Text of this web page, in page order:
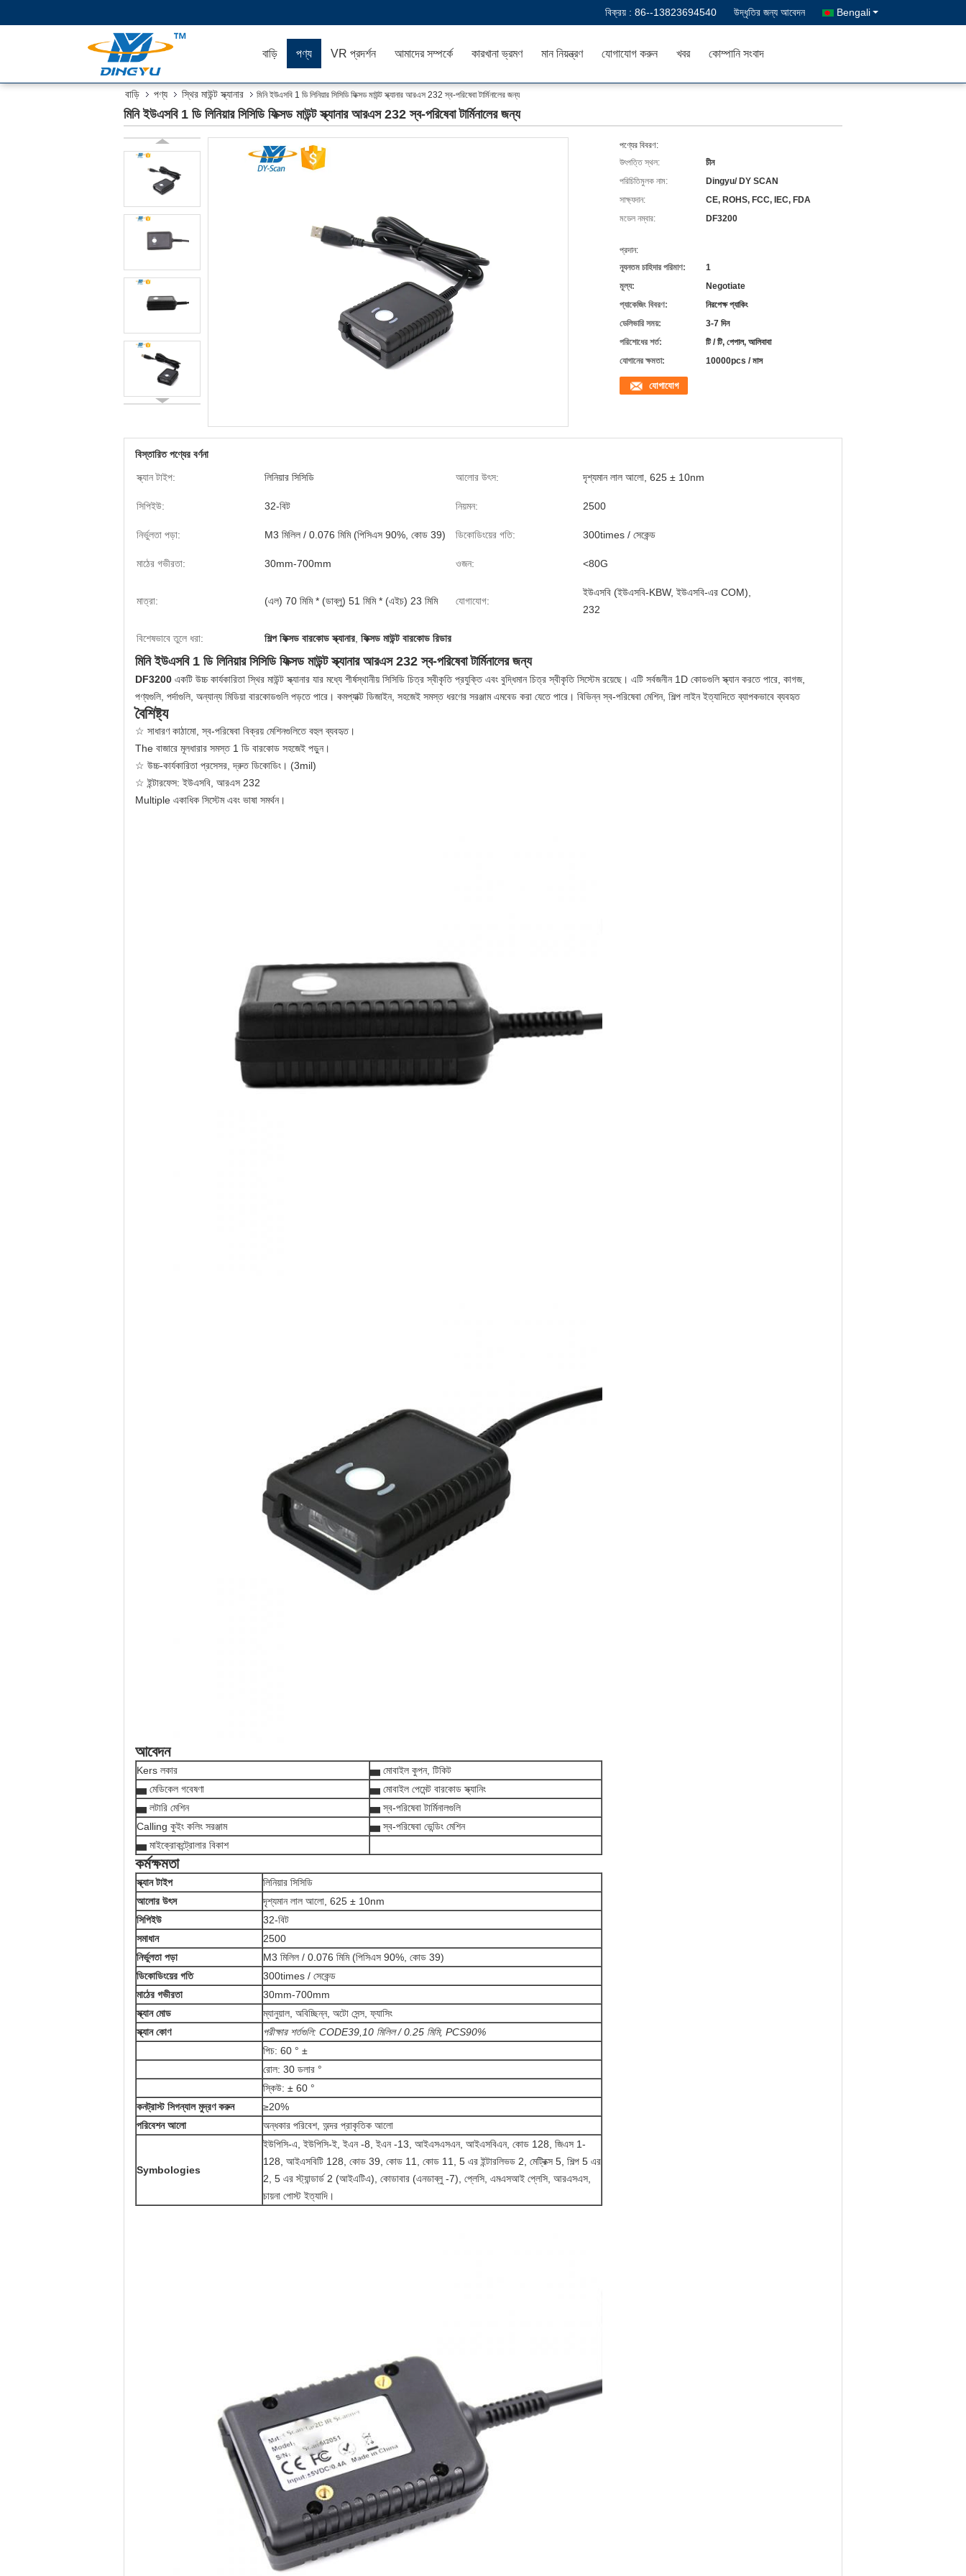
বিক্রয় : 86--13823694540 উদ্ধৃতির জন্য আবেদন Bengali
বাড়ি পণ্য VR প্রদর্শন আমাদের সম্পর্কে কারখানা ভ্রমণ মান নিয়ন্ত্রণ যোগাযোগ করুন খবর কোম্পানি সংবাদ
বাড়ি পণ্য স্থির মাউন্ট স্ক্যানার মিনি ইউএসবি 1 ডি লিনিয়ার সিসিডি ফিক্সড মাউন্ট স্ক্যানার আরএস 232 স্ব-পরিষেবা টার্মিনালের জন্য
মিনি ইউএসবি 1 ডি লিনিয়ার সিসিডি ফিক্সড মাউন্ট স্ক্যানার আরএস 232 স্ব-পরিষেবা টার্মিনালের জন্য
পণ্যের বিবরণ:
উৎপত্তি স্থল:
চীন
পরিচিতিমুলক নাম:
Dingyu/ DY SCAN
সাক্ষ্যদান:
CE, ROHS, FCC, IEC, FDA
মডেল নম্বার:
DF3200
প্রদান:
ন্যূনতম চাহিদার পরিমাণ:
1
মূল্য:
Negotiate
প্যাকেজিং বিবরণ:
নিরপেক্ষ প্যাকিং
ডেলিভারি সময়:
3-7 দিন
পরিশোধের শর্ত:
টি / টি, পেপাল, আলিবাবা
যোগানের ক্ষমতা:
10000pcs / মাস
যোগাযোগ
বিস্তারিত পণ্যের বর্ণনা
স্ক্যান টাইপ:
লিনিয়ার সিসিডি আলোর উৎস: দৃশ্যমান লাল আলো, 625 ± 10nm
সিপিইউ: 32-বিট নিয়মন: 2500
নির্ভুলতা পড়া: M3 মিলিল / 0.076 মিমি (পিসিএস 90%, কোড 39) ডিকোডিংয়ের গতি: 300times / সেকেন্ড
মাঠের গভীরতা: 30mm-700mm ওজন: <80G
মাত্রা: (এল) 70 মিমি * (ডাব্লু) 51 মিমি * (এইচ) 23 মিমি যোগাযোগ:
ইউএসবি (ইউএসবি-KBW, ইউএসবি-এর COM),
232
বিশেষভাবে তুলে ধরা: শিল্প ফিক্সড বারকোড স্ক্যানার ফিক্সড মাউন্ট বারকোড রিডার
মিনি ইউএসবি 1 ডি লিনিয়ার সিসিডি ফিক্সড মাউন্ট স্ক্যানার আরএস 232 স্ব-পরিষেবা টার্মিনালের জন্য
DF3200 একটি উচ্চ কার্যকারিতা স্থির মাউন্ট স্ক্যানার যার মধ্যে শীর্ষস্থানীয় সিসিডি চিত্র স্বীকৃতি প্রযুক্তি এবং বুদ্ধিমান চিত্র স্বীকৃতি সিস্টেম রয়েছে। এটি সর্বজনীন 1D কোডগুলি স্ক্যান করতে পারে, কাগজ,
পণ্যগুলি, পর্দাগুলি, অন্যান্য মিডিয়া বারকোডগুলি পড়তে পারে। কমপ্যাক্ট ডিজাইন, সহজেই সমস্ত ধরণের সরঞ্জাম এমবেড করা যেতে পারে। বিভিন্ন স্ব-পরিষেবা মেশিন, শিল্প লাইন ইত্যাদিতে ব্যাপকভাবে ব্যবহৃত
বৈশিষ্ট্য
☆ সাধারণ কাঠামো, স্ব-পরিষেবা বিক্রয় মেশিনগুলিতে বহুল ব্যবহৃত।
The বাজারে মূলধারার সমস্ত 1 ডি বারকোড সহজেই পড়ুন।
☆ উচ্চ-কার্যকারিতা প্রসেসর, দ্রুত ডিকোডিং। (3mil)
☆ ইন্টারফেস: ইউএসবি, আরএস 232
Multiple একাধিক সিস্টেম এবং ভাষা সমর্থন।
আবেদন
Kers লকার
▅ মোবাইল কুপন, টিকিট
▅ মেডিকেল গবেষণা
▅ মোবাইল পেমেন্ট বারকোড স্ক্যানিং
▅ লটারি মেশিন
▅ স্ব-পরিষেবা টার্মিনালগুলি
Calling কুইং কলিং সরঞ্জাম
▅ স্ব-পরিষেবা ভেন্ডিং মেশিন
▅ মাইক্রোকন্ট্রোলার বিকাশ
কর্মক্ষমতা
স্ক্যান টাইপ
লিনিয়ার সিসিডি
আলোর উৎস
দৃশ্যমান লাল আলো, 625 ± 10nm
সিপিইউ
32-বিট
সমাধান
2500
নির্ভুলতা পড়া
M3 মিলিল / 0.076 মিমি (পিসিএস 90%, কোড 39)
ডিকোডিংয়ের গতি
300times / সেকেন্ড
মাঠের গভীরতা
30mm-700mm
স্ক্যান মোড
ম্যানুয়াল, অবিচ্ছিন্ন, অটো সেন্স, ফ্যাসিং
স্ক্যান কোণ
পরীক্ষার শর্তগুলি: CODE39,10 মিলিল / 0.25 মিমি, PCS90%
পিচ: 60 ° ±
রোল: 30 ডলার °
স্কিউ: ± 60 °
কনট্রাস্ট সিগন্যাল মুদ্রণ করুন
≥20%
পরিবেশন আলো
অন্ধকার পরিবেশ, অন্দর প্রাকৃতিক আলো
Symbologies
ইউপিসি-এ, ইউপিসি-ই, ইএন -8, ইএন -13, আইএসএসএন, আইএসবিএন, কোড 128, জিএস 1-
128, আইএসবিটি 128, কোড 39, কোড 11, কোড 11, 5 এর ইন্টারলিভড 2, মেট্রিক্স 5, শিল্প 5 এর
2, 5 এর স্ট্যান্ডার্ড 2 (আইএটিএ), কোডাবার (এনডাব্লু -7), প্লেসি, এমএসআই প্লেসি, আরএসএস,
চায়না পোস্ট ইত্যাদি।